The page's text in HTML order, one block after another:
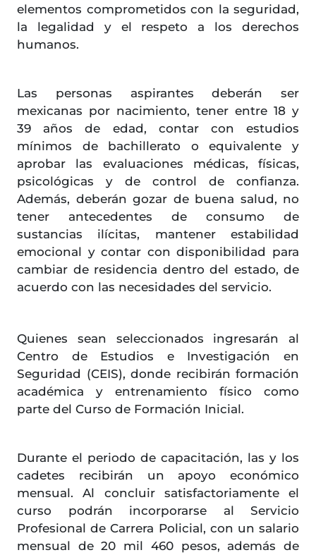
elementos comprometidos con la seguridad,
la legalidad y el respeto a los derechos
humanos.
Las personas aspirantes deberán ser
mexicanas por nacimiento, tener entre 18 y
39 años de edad, contar con estudios
mínimos de bachillerato o equivalente y
aprobar las evaluaciones médicas, físicas,
psicológicas y de control de confianza.
Además, deberán gozar de buena salud, no
tener antecedentes de consumo de
sustancias ilícitas, mantener estabilidad
emocional y contar con disponibilidad para
cambiar de residencia dentro del estado, de
acuerdo con las necesidades del servicio.
Quienes sean seleccionados ingresarán al
Centro de Estudios e Investigación en
Seguridad (CEIS), donde recibirán formación
académica y entrenamiento físico como
parte del Curso de Formación Inicial.
Durante el periodo de capacitación, las y los
cadetes recibirán un apoyo económico
mensual. Al concluir satisfactoriamente el
curso podrán incorporarse al Servicio
Profesional de Carrera Policial, con un salario
mensual de 20 mil 460 pesos, además de